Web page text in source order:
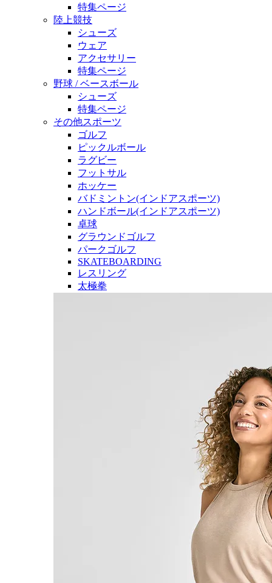
特集ページ
陸上競技
シューズ
ウェア
アクセサリー
特集ページ
野球 / ベースボール
シューズ
特集ページ
その他スポーツ
ゴルフ
ピックルボール
ラグビー
フットサル
ホッケー
バドミントン(インドアスポーツ)
ハンドボール(インドアスポーツ)
卓球
グラウンドゴルフ
パークゴルフ
SKATEBOARDING
レスリング
太極拳